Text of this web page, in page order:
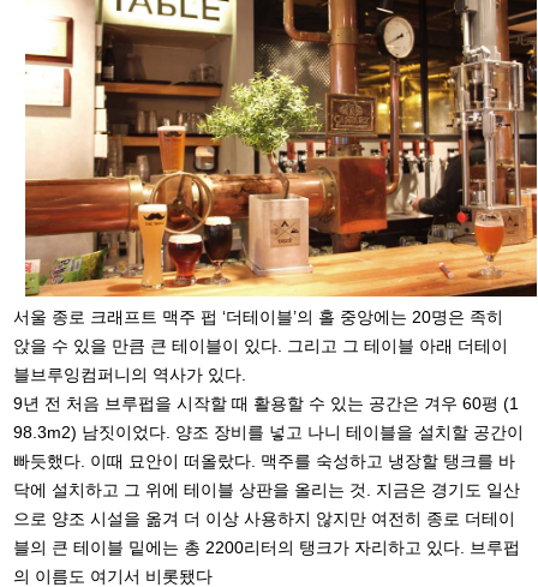
서울 종로 크래프트 맥주 펍 ‘더테이블’의 홀 중앙에는 20명은 족히
앉을 수 있을 만큼 큰 테이블이 있다. 그리고 그 테이블 아래 더테이
블브루잉컴퍼니의 역사가 있다.
9년 전 처음 브루펍을 시작할 때 활용할 수 있는 공간은 겨우 60평 (1
98.3m2) 남짓이었다. 양조 장비를 넣고 나니 테이블을 설치할 공간이
빠듯했다. 이때 묘안이 떠올랐다. 맥주를 숙성하고 냉장할 탱크를 바
닥에 설치하고 그 위에 테이블 상판을 올리는 것. 지금은 경기도 일산
으로 양조 시설을 옮겨 더 이상 사용하지 않지만 여전히 종로 더테이
블의 큰 테이블 밑에는 총 2200리터의 탱크가 자리하고 있다. 브루펍
의 이름도 여기서 비롯됐다